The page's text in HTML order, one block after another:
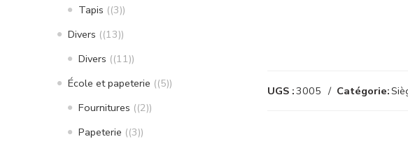
UGS :3005 Catégorie:
Tapis (3)
Divers (13)
Divers (11)
École et papeterie (5)
Fournitures (2)
Papeterie (3)